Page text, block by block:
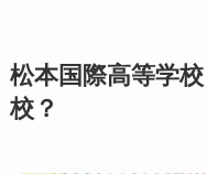
松本国際高等学
校？